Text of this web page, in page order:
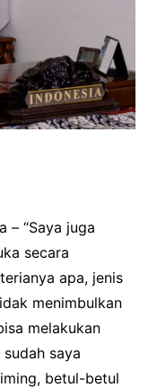
– “Saya juga
secara
apa, jenis
menimbulkan
melakukan
saya
betul-betul